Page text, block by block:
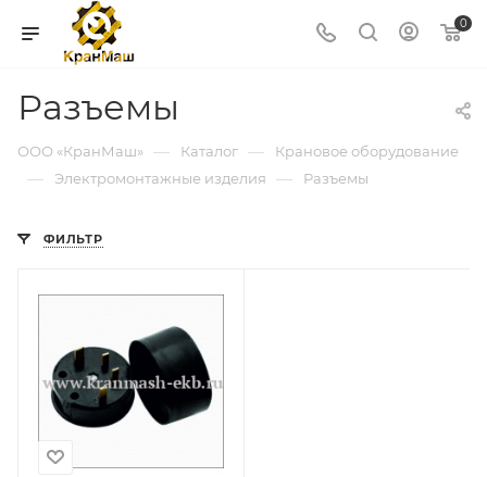
0
Разъемы
ООО «КранМаш» — Каталог — Крановое оборудование
— Электромонтажные изделия — Разъемы
ФИЛЬТР